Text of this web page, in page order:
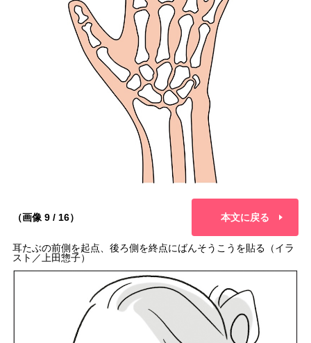
（画像 9 / 16） 本文に戻る
耳たぶの前側を起点、後ろ側を終点にばんそうこうを貼る（イラ
スト／上田惣子）